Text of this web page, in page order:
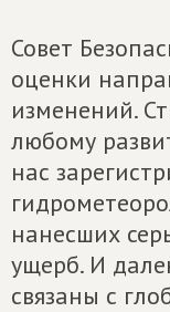
Совет
оценки
изменений.
любому
нас
нанесших
ущерб. И
связаны с